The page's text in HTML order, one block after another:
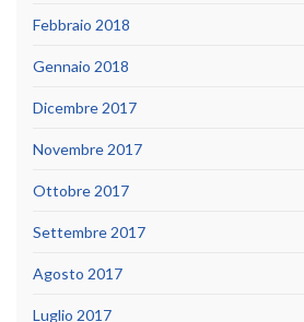
Febbraio 2018
Gennaio 2018
Dicembre 2017
Novembre 2017
Ottobre 2017
Settembre 2017
Agosto 2017
Luglio 2017